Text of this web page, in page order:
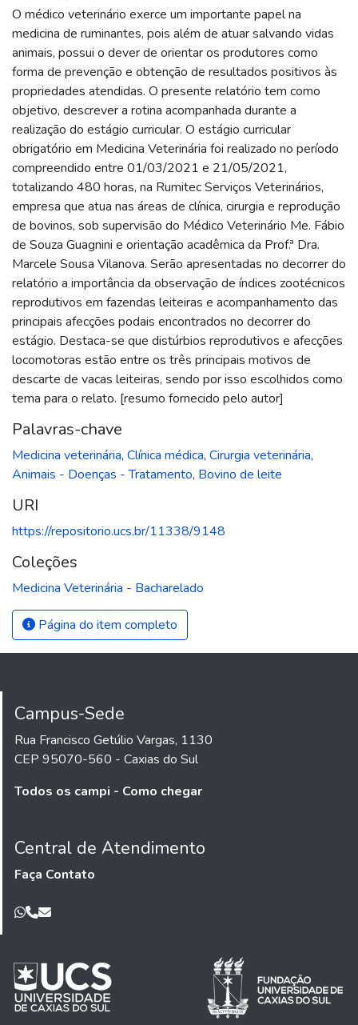
O médico veterinário exerce um importante papel na
medicina de ruminantes, pois além de atuar salvando vidas
animais, possui o dever de orientar os produtores como
forma de prevenção e obtenção de resultados positivos às
propriedades atendidas. O presente relatório tem como
objetivo, descrever a rotina acompanhada durante a
realização do estágio curricular. O estágio curricular
obrigatório em Medicina Veterinária foi realizado no período
compreendido entre 01/03/2021 e 21/05/2021,
totalizando 480 horas, na Rumitec Serviços Veterinários,
empresa que atua nas áreas de clínica, cirurgia e reprodução
de bovinos, sob supervisão do Médico Veterinário Me. Fábio
de Souza Guagnini e orientação acadêmica da Prof.ª Dra.
Marcele Sousa Vilanova. Serão apresentadas no decorrer do
relatório a importância da observação de índices zootécnicos
reprodutivos em fazendas leiteiras e acompanhamento das
principais afecções podais encontrados no decorrer do
estágio. Destaca-se que distúrbios reprodutivos e afecções
locomotoras estão entre os três principais motivos de
descarte de vacas leiteiras, sendo por isso escolhidos como
tema para o relato. [resumo fornecido pelo autor]
Palavras-chave
Medicina veterinária, Clínica médica, Cirurgia veterinária,
Animais - Doenças - Tratamento, Bovino de leite
URI
https://repositorio.ucs.br/11338/9148
Coleções
Medicina Veterinária - Bacharelado
Página do item completo
Campus-Sede
Rua Francisco Getúlio Vargas, 1130
CEP 95070-560 - Caxias do Sul
Todos os campi - Como chegar
Central de Atendimento
Faça Contato